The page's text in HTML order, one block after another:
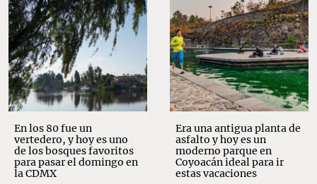
En los 80 fue un
vertedero, y hoy es uno
de los bosques favoritos
para pasar el domingo en
la CDMX
Era una antigua planta de
asfalto y hoy es un
moderno parque en
Coyoacán ideal para ir
estas vacaciones